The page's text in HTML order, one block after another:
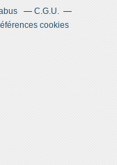
C.G.U.
cookies